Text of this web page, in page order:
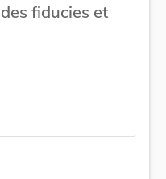
fiducies et